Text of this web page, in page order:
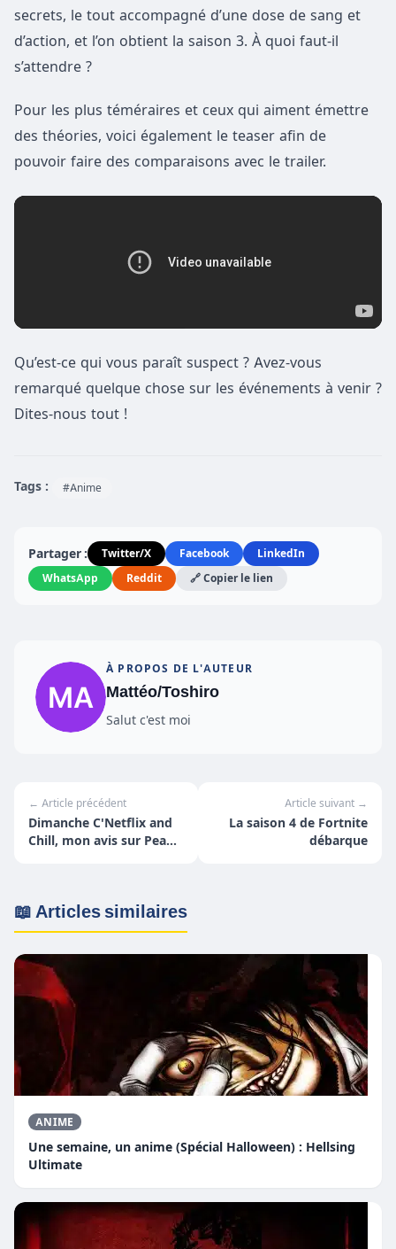
secrets, le tout accompagné d’une dose de sang et
d’action, et l’on obtient la saison 3. À quoi faut-il
s’attendre ?
Pour les plus téméraires et ceux qui aiment émettre
des théories, voici également le teaser afin de
pouvoir faire des comparaisons avec le trailer.
Qu’est-ce qui vous paraît suspect ? Avez-vous
remarqué quelque chose sur les événements à venir ?
Dites-nous tout !
Tags : #Anime
Partager : Twitter/X Facebook
LinkedIn
WhatsApp
Reddit 🔗 Copier le lien
À PROPOS DE L'AUTEUR
Mattéo/Toshiro
Salut c'est moi
← Article précédent
Dimanche C'Netflix and
Chill, mon avis sur Peaky
Article suivant →
La saison 4 de Fortnite
débarque
📖 Articles similaires
ANIME
Une semaine, un anime (Spécial Halloween) : Hellsing
Ultimate